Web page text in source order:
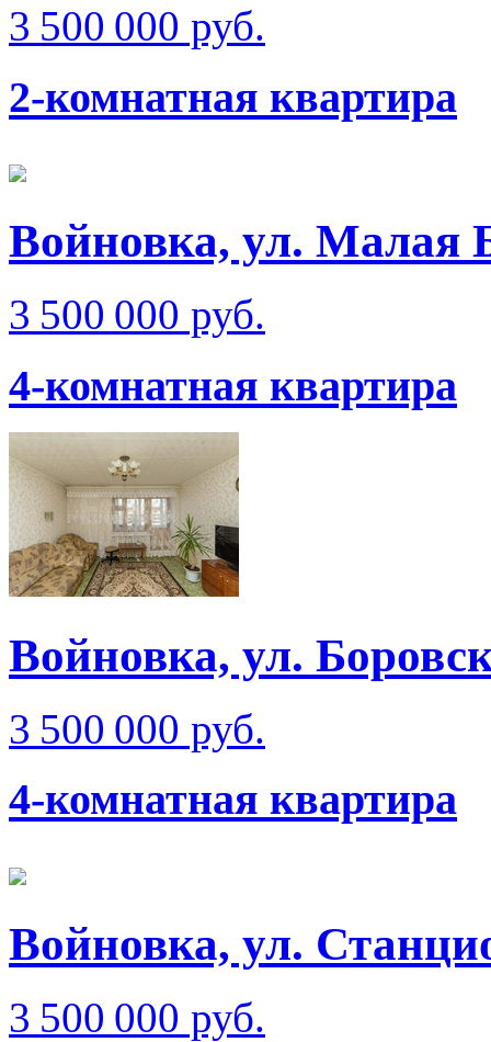
3 500 000 руб.
2-комнатная квартира
Войновка, ул. Малая
3 500 000 руб.
4-комнатная квартира
Войновка, ул.
3 500 000 руб.
4-комнатная квартира
Войновка, ул.
3 500 000 руб.